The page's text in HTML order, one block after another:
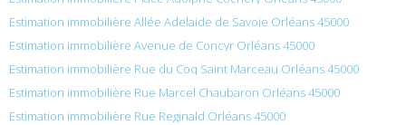
Estimation immobilière Allée Adelaide de Savoie Orléans 45000
Estimation immobilière Avenue de Concyr Orléans 45000
Estimation immobilière Rue du Coq Saint Marceau Orléans 45000
Estimation immobilière Rue Marcel Chaubaron Orléans 45000
Estimation immobilière Rue Reginald Orléans 45000